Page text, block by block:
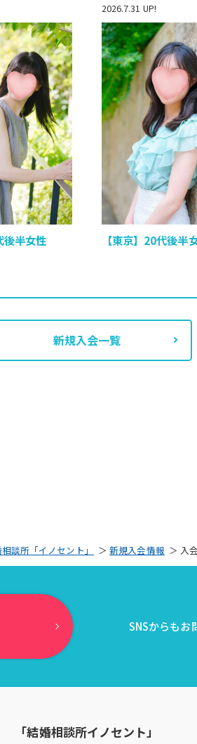
後半女性
2026.7.31 UP!
【東京】20代後半
新規入会一覧
談所「イノセント」 ＞新規入会情報 ＞ 入
SNSからもお
「結婚相談所イノセント」